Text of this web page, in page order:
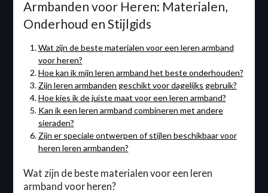
Armbanden voor Heren: Materialen,
Onderhoud en Stijlgids
Wat zijn de beste materialen voor een leren armband
voor heren?
Hoe kan ik mijn leren armband het beste onderhouden?
Zijn leren armbanden geschikt voor dagelijks gebruik?
Hoe kies ik de juiste maat voor een leren armband?
Kan ik een leren armband combineren met andere
sieraden?
Zijn er speciale ontwerpen of stijlen beschikbaar voor
heren leren armbanden?
Wat zijn de beste materialen voor een leren
armband voor heren?